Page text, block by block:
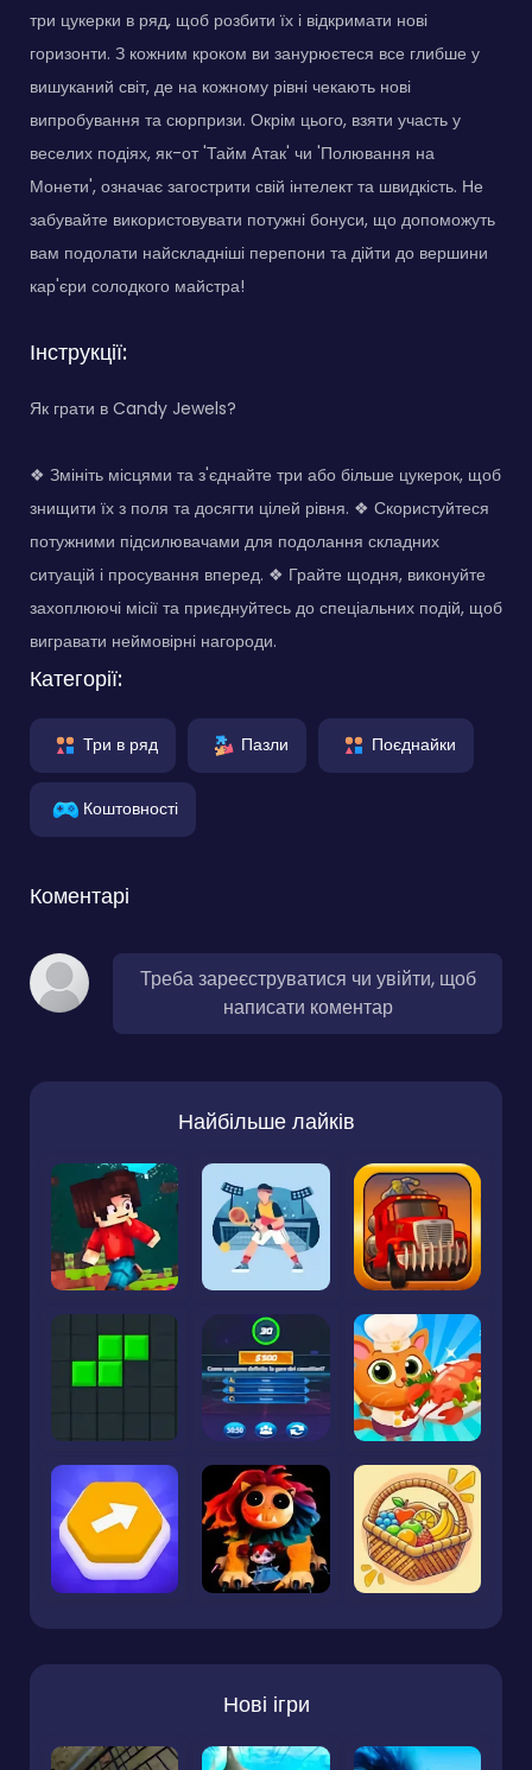
три цукерки в ряд, щоб розбити їх і відкримати нові
горизонти. З кожним кроком ви занурюєтеся все глибше у
вишуканий світ, де на кожному рівні чекають нові
випробування та сюрпризи. Окрім цього, взяти участь у
веселих подіях, як-от 'Тайм Атак' чи 'Полювання на
Монети', означає загострити свій інтелект та швидкість. Не
забувайте використовувати потужні бонуси, що допоможуть
вам подолати найскладніші перепони та дійти до вершини
кар'єри солодкого майстра!
Інструкції:
Як грати в Candy Jewels?
❖ Змініть місцями та з'єднайте три або більше цукерок, щоб
знищити їх з поля та досягти цілей рівня. ❖ Скористуйтеся
потужними підсилювачами для подолання складних
ситуацій і просування вперед. ❖ Грайте щодня, виконуйте
захоплюючі місії та приєднуйтесь до спеціальних подій, щоб
вигравати неймовірні нагороди.
Категорії:
Три в ряд Пазли Поєднайки
Коштовності
Коментарі
Треба зареєструватися чи увійти, щоб
написати коментар
Найбільше лайків
Нові ігри